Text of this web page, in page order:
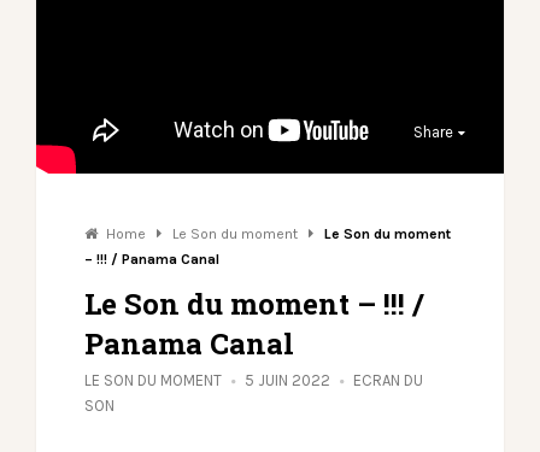
Share
Home Le Son du moment
Le Son du moment
– !!! / Panama Canal
Le Son du moment – !!! /
Panama Canal
LE SON DU MOMENT 5 JUIN 2022
ECRAN DU
SON